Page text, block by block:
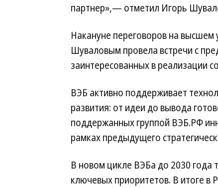
партнер»,— отметил Игорь
Накануне переговоров на
Шуваловым провела встречи с
заинтересованных в реализации
ВЭБ активно поддерживает
развития: от идеи до вывода
поддержанных группой ВЭБ.РФ
рамках предыдущего
В новом цикле ВЭБа до 2030 года
ключевых приоритетов. В итоге в